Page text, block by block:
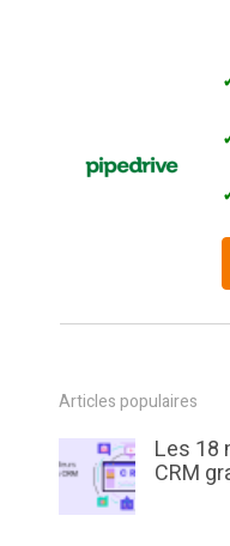
Articles populaires
Les 18
CRM